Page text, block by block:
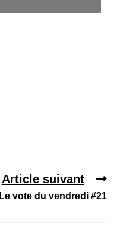
Article suivant
Le vote du vendredi #21